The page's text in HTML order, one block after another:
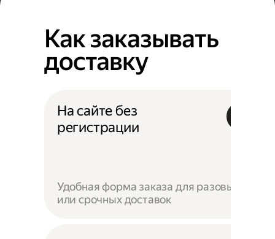
Как заказывать
доставку
На сайте без
регистрации
Удобная форма заказа для разовых
или срочных доставок